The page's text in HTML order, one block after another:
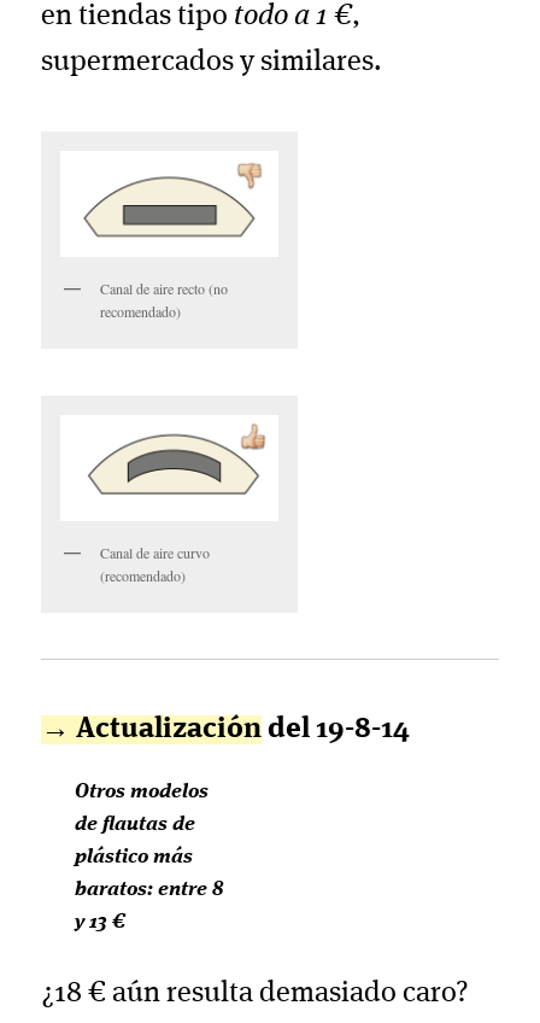
en tiendas tipo todo a 1 €,
supermercados y similares.
Canal de aire recto (no
recomendado)
Canal de aire curvo
(recomendado)
→ Actualización del 19-8-14
Otros modelos
de flautas de
plástico más
baratos: entre 8
y 13 €
¿18 € aún resulta demasiado caro?